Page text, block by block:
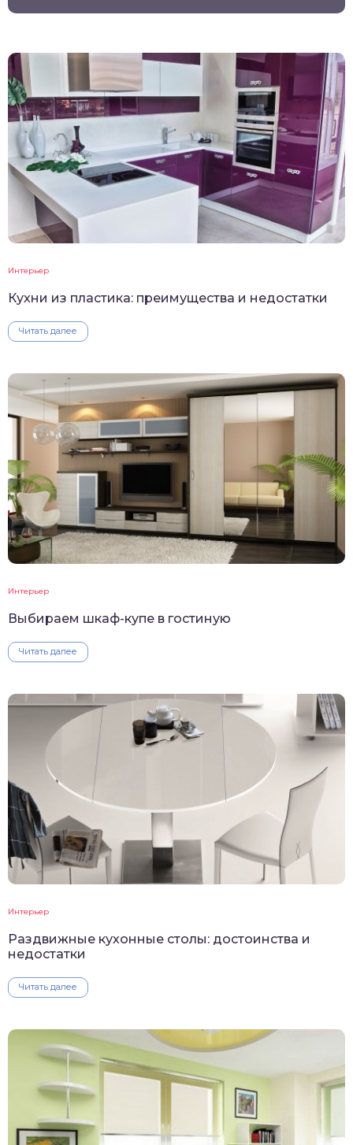
Интерьер
Кухни из пластика: преимущества и недостатки
Читать далее
Интерьер
Выбираем шкаф-купе в гостиную
Читать далее
Интерьер
Раздвижные кухонные столы: достоинства и
недостатки
Читать далее